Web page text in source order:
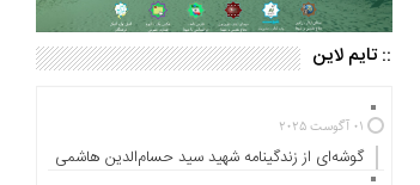
:: تایم لاین
01 آگوست 2025
گوشه‌ای از زندگینامه شهید سید حسام‌الدین هاشمی